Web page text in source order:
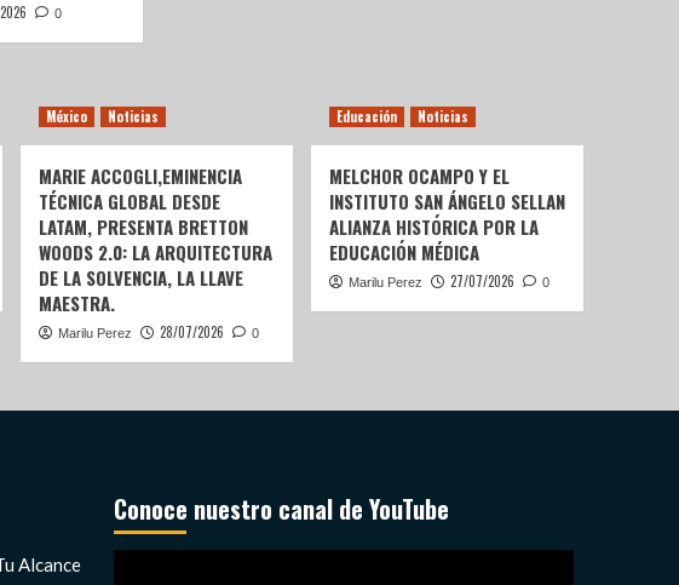
0
México Noticias
MARIE ACCOGLI,EMINENCIA
TÉCNICA GLOBAL DESDE
LATAM, PRESENTA BRETTON
WOODS 2.0: LA ARQUITECTURA
DE LA SOLVENCIA, LA LLAVE
MAESTRA.
Marilu Perez 28/07/2026 0
Educación Noticias
MELCHOR OCAMPO Y EL
INSTITUTO SAN ÁNGELO SELLAN
ALIANZA HISTÓRICA POR LA
EDUCACIÓN MÉDICA
Marilu Perez 27/07/2026 0
Alcance
Conoce nuestro canal de YouTube